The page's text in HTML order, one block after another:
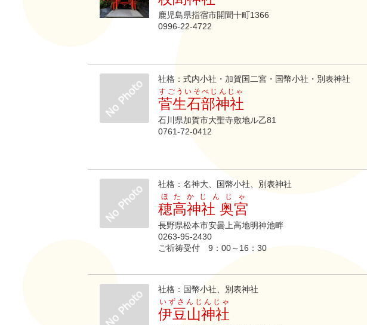
鹿児島県指宿市開聞十町1366
0996-22-4722
社格：式内小社・加賀国二宮・国幣小社・別表神社
菅生石部神社
すごういそべじんじゃ
石川県加賀市大聖寺敷地ル乙81
0761-72-0412
社格：名神大、国幣小社、別表神社
穂高神社 奥宮
ほたかじんじゃ
長野県松本市安曇上高地明神池畔
0263-95-2430
ご祈祷受付 9：00～16：30
社格：国幣小社、別表神社
伊豆山神社
いずさんじんじゃ